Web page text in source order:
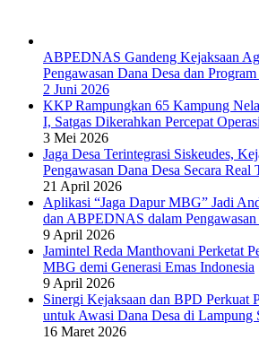
ABPEDNAS Gandeng Kejaksaan
Pengawasan Dana Desa dan
2 Juni 2026
KKP Rampungkan 65 Kampung
I, Satgas Dikerahkan Percepat
3 Mei 2026
Jaga Desa Terintegrasi Siskeudes,
Pengawasan Dana Desa Secara Real
21 April 2026
Aplikasi “Jaga Dapur MBG” Jadi
dan ABPEDNAS dalam
9 April 2026
Jamintel Reda Manthovani Perketat
MBG demi Generasi Emas Indonesia
9 April 2026
Sinergi Kejaksaan dan BPD Perkuat
untuk Awasi Dana Desa di Lampung
16 Maret 2026